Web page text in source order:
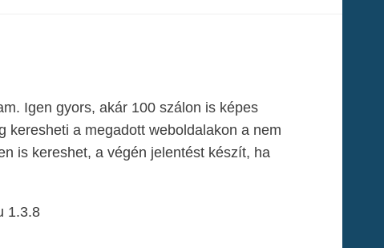
Igen gyors, akár 100 szálon is képes
keresheti a megadott weboldalakon a nem
is kereshet, a végén jelentést készít, ha
1.3.8